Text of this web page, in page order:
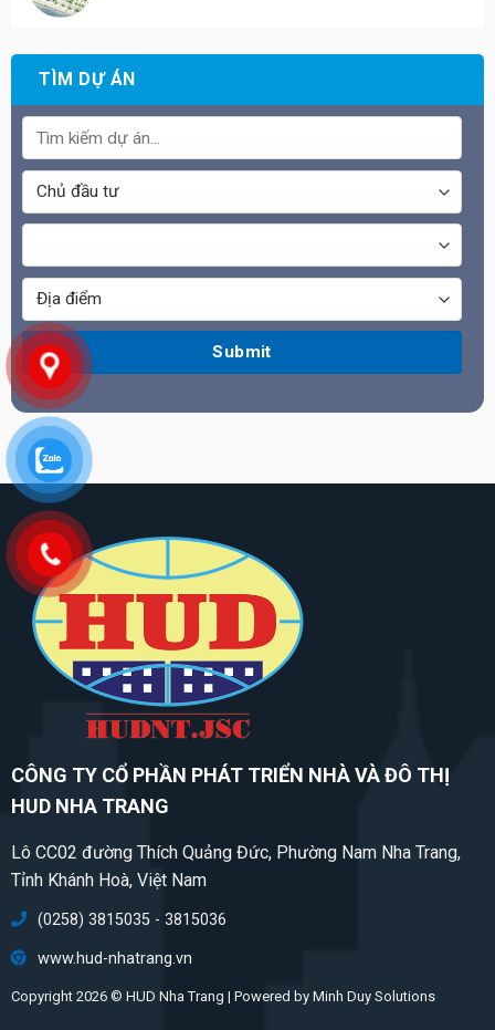
TÌM DỰ ÁN
CÔNG TY CỔ PHẦN PHÁT TRIỂN NHÀ VÀ ĐÔ THỊ
HUD NHA TRANG
Lô CC02 đường Thích Quảng Đức, Phường Nam Nha Trang,
Tỉnh Khánh Hoà, Việt Nam
(0258) 3815035 - 3815036
www.hud-nhatrang.vn
Copyright 2026 © HUD Nha Trang | Powered by Minh Duy Solutions